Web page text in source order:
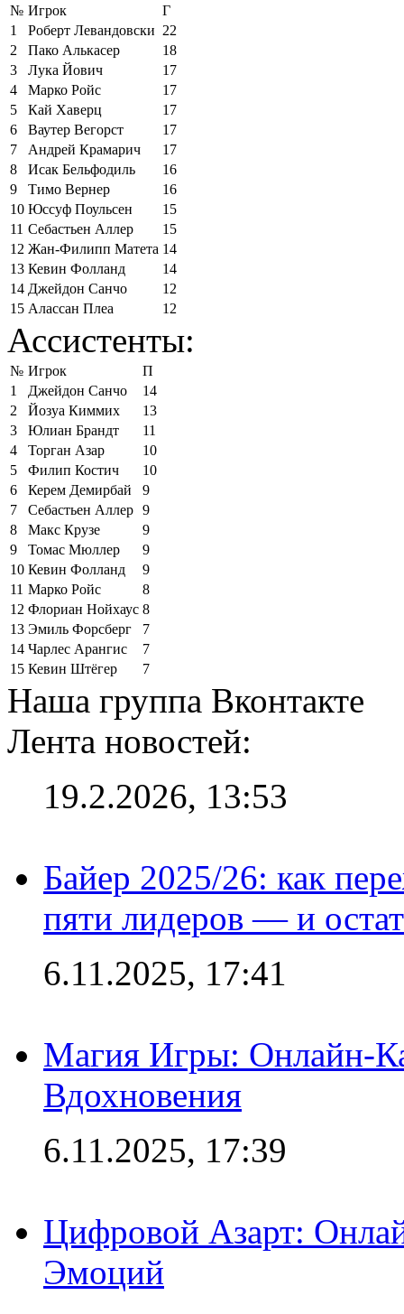
№ Игрок
Г
1
Роберт Левандовски 22
2
Пако Алькасер
18
3
Лука Йович
17
4
Марко Ройс
17
5
Кай Хаверц
17
6
Ваутер Вегорст
17
7
Андрей Крамарич
17
8
Исак Бельфодиль
16
9
Тимо Вернер
16
10 Юссуф Поульсен
15
11 Себастьен Аллер
15
12 Жан-Филипп Матета 14
13 Кевин Фолланд
14
14 Джейдон Санчо
12
15 Алассан Плеа 12
Ассистенты:
№ Игрок
П
1
Джейдон Санчо
14
2
Йозуа Киммих
13
3
Юлиан Брандт
11
4
Торган Азар
10
5
Филип Костич
10
6
Керем Демирбай
9
7
Себастьен Аллер 9
8
Макс Крузе
9
9
Томас Мюллер
9
10 Кевин Фолланд
9
11 Марко Ройс
8
12 Флориан Нойхаус 8
13 Эмиль Форсберг
7
14 Чарлес Арангис
7
15 Кевин Штёгер 7
Наша группа Вконтакте
Лента новостей:
19.2.2026, 13:53
Байер 2025/26: как
пяти лидеров — и
6.11.2025, 17:41
Магия Игры: Онлайн-
Вдохновения
6.11.2025, 17:39
Цифровой Азарт:
Эмоций